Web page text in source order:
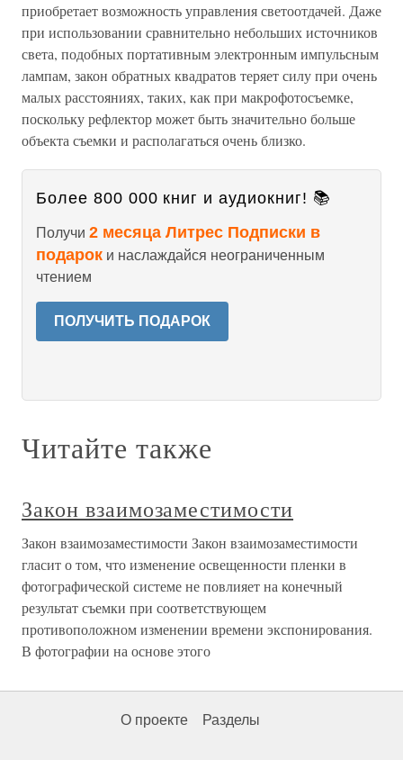
приобретает возможность управления светоотдачей. Даже
при использовании сравнительно небольших источников
света, подобных портативным электронным импульсным
лампам, закон обратных квадратов теряет силу при очень
малых расстояниях, таких, как при макрофотосъемке,
поскольку рефлектор может быть значительно больше
объекта съемки и располагаться очень близко.
Более 800 000 книг и аудиокниг! 📚
Получи 2 месяца Литрес Подписки в
подарок и наслаждайся неограниченным
чтением
ПОЛУЧИТЬ ПОДАРОК
Читайте также
Закон взаимозаместимости
Закон взаимозаместимости Закон взаимозаместимости
гласит о том, что изменение освещенности пленки в
фотографической системе не повлияет на конечный
результат съемки при соответствующем
противоположном изменении времени экспонирования.
В фотографии на основе этого
О проекте Разделы